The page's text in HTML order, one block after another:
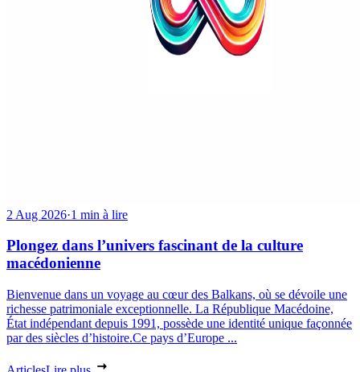
2 Aug 2026·1 min à lire
Plongez dans l’univers fascinant de la culture
macédonienne
Bienvenue dans un voyage au cœur des Balkans, où se dévoile une
richesse patrimoniale exceptionnelle. La République Macédoine,
État indépendant depuis 1991, possède une identité unique façonnée
par des siècles d’histoire.Ce pays d’Europe ...